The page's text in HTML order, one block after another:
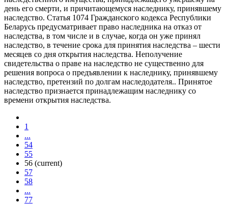
день его смерти, и причитающемуся наследнику, принявшему
наследство. Статья 1074 Гражданского кодекса Республики
Беларусь предусматривает право наследника на отказ от
наследства, в том числе и в случае, когда он уже принял
наследство, в течение срока для принятия наследства – шести
месяцев со дня открытия наследства. Неполучение
свидетельства о праве на наследство не существенно для
решения вопроса о предъявлении к наследнику, принявшему
наследство, претензий по долгам наследодателя.. Принятое
наследство признается принадлежащим наследнику со
времени открытия наследства.
1
...
54
55
56 (current)
57
58
...
77